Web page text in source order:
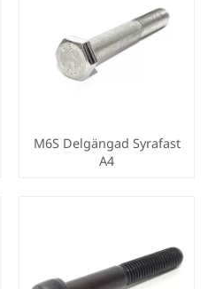
M6S Delgängad Syrafast
A4